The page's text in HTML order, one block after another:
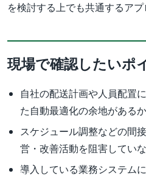
を検討する上でも共通するアプ
現場で確認したいポ
自社の配送計画や人員配置
た自動最適化の余地があるか
スケジュール調整などの間
営・改善活動を阻害してい
導入している業務システム